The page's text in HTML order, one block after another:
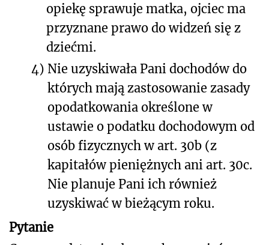
opiekę sprawuje matka, ojciec ma
przyznane prawo do widzeń się z
dziećmi.
4) Nie uzyskiwała Pani dochodów do
których mają zastosowanie zasady
opodatkowania określone w
ustawie o podatku dochodowym od
osób fizycznych w art. 30b (z
kapitałów pieniężnych ani art. 30c.
Nie planuje Pani ich również
uzyskiwać w bieżącym roku.
Pytanie